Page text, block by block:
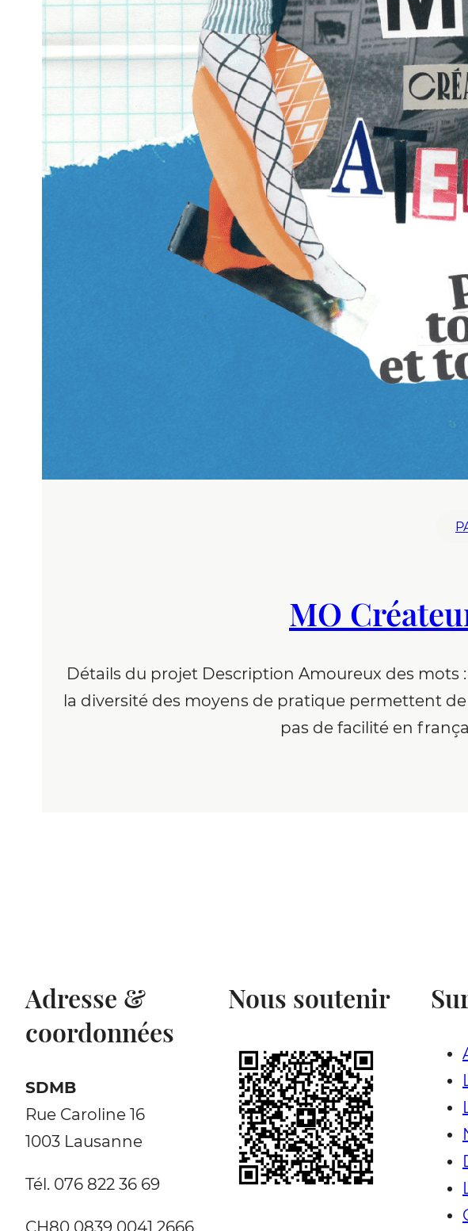
MO
Détails du projet Description Amoureux des mots
la diversité des moyens de pratique permettent
pas de facilité en
Adresse &
coordonnées
SDMB
Rue Caroline 16
1003 Lausanne
Tél. 076 822 36 69
CH80 0839 0041 2666
Nous soutenir